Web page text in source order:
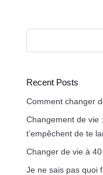
Recent Posts
Comment changer
Changement de vie
t’empêchent de te
Changer de vie à
Je ne sais pas quoi